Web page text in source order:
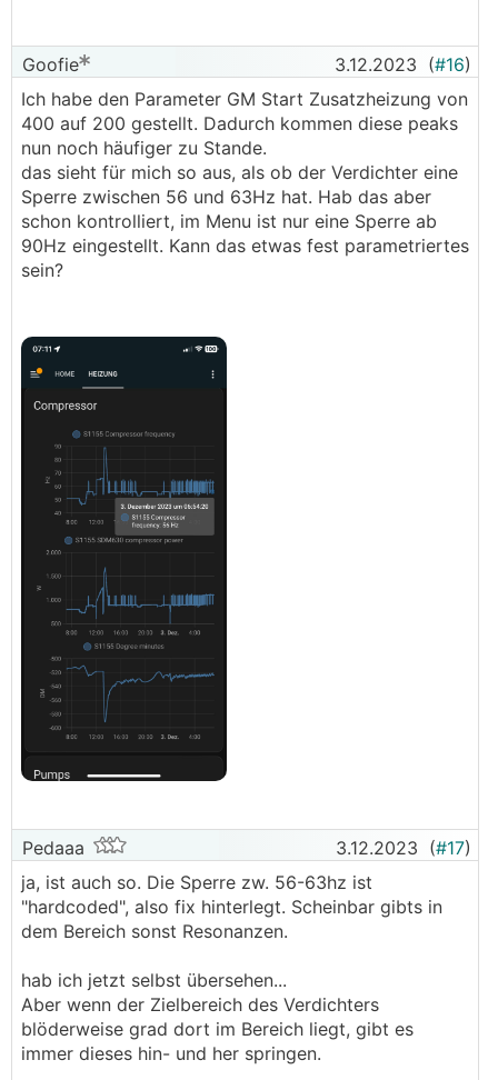
Goofie 3.12.2023 (#16)
Ich habe den Parameter GM Start Zusatzheizung von
400 auf 200 gestellt. Dadurch kommen diese peaks
nun noch häufiger zu Stande.
das sieht für mich so aus, als ob der Verdichter eine
Sperre zwischen 56 und 63Hz hat. Hab das aber
schon kontrolliert, im Menu ist nur eine Sperre ab
90Hz eingestellt. Kann das etwas fest parametriertes
sein?
Pedaaa 3.12.2023 (#17)
ja, ist auch so. Die Sperre zw. 56-63hz ist
"hardcoded", also fix hinterlegt. Scheinbar gibts in
dem Bereich sonst Resonanzen.
hab ich jetzt selbst übersehen...
Aber wenn der Zielbereich des Verdichters
blöderweise grad dort im Bereich liegt, gibt es
immer dieses hin- und her springen.